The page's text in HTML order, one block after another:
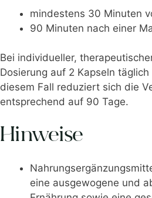
mindestens 30 Minuten
90 Minuten nach einer
Bei individueller,
Dosierung auf 2 Kapseln
diesem Fall reduziert sich die
entsprechend auf 90 Tage.
Hinweise
eine ausgewogene und